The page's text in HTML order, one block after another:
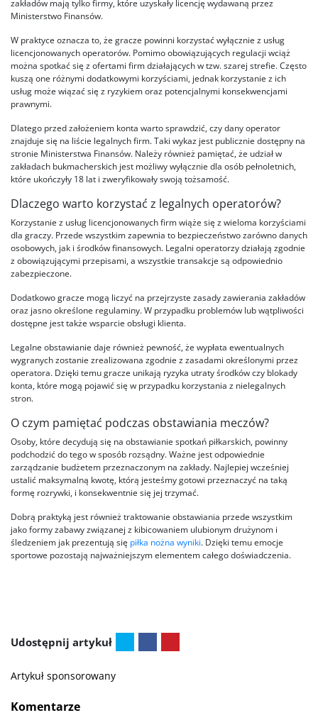
zakładów mają tylko firmy, które uzyskały licencję wydawaną przez
Ministerstwo Finansów.
W praktyce oznacza to, że gracze powinni korzystać wyłącznie z usług
licencjonowanych operatorów. Pomimo obowiązujących regulacji wciąż
można spotkać się z ofertami firm działających w tzw. szarej strefie. Często
kuszą one różnymi dodatkowymi korzyściami, jednak korzystanie z ich
usług może wiązać się z ryzykiem oraz potencjalnymi konsekwencjami
prawnymi.
Dlatego przed założeniem konta warto sprawdzić, czy dany operator
znajduje się na liście legalnych firm. Taki wykaz jest publicznie dostępny na
stronie Ministerstwa Finansów. Należy również pamiętać, że udział w
zakładach bukmacherskich jest możliwy wyłącznie dla osób pełnoletnich,
które ukończyły 18 lat i zweryfikowały swoją tożsamość.
Dlaczego warto korzystać z legalnych operatorów?
Korzystanie z usług licencjonowanych firm wiąże się z wieloma korzyściami
dla graczy. Przede wszystkim zapewnia to bezpieczeństwo zarówno danych
osobowych, jak i środków finansowych. Legalni operatorzy działają zgodnie
z obowiązującymi przepisami, a wszystkie transakcje są odpowiednio
zabezpieczone.
Dodatkowo gracze mogą liczyć na przejrzyste zasady zawierania zakładów
oraz jasno określone regulaminy. W przypadku problemów lub wątpliwości
dostępne jest także wsparcie obsługi klienta.
Legalne obstawianie daje również pewność, że wypłata ewentualnych
wygranych zostanie zrealizowana zgodnie z zasadami określonymi przez
operatora. Dzięki temu gracze unikają ryzyka utraty środków czy blokady
konta, które mogą pojawić się w przypadku korzystania z nielegalnych
stron.
O czym pamiętać podczas obstawiania meczów?
Osoby, które decydują się na obstawianie spotkań piłkarskich, powinny
podchodzić do tego w sposób rozsądny. Ważne jest odpowiednie
zarządzanie budżetem przeznaczonym na zakłady. Najlepiej wcześniej
ustalić maksymalną kwotę, którą jesteśmy gotowi przeznaczyć na taką
formę rozrywki, i konsekwentnie się jej trzymać.
Dobrą praktyką jest również traktowanie obstawiania przede wszystkim
jako formy zabawy związanej z kibicowaniem ulubionym drużynom i
śledzeniem jak prezentują się piłka nożna wyniki. Dzięki temu emocje
sportowe pozostają najważniejszym elementem całego doświadczenia.
Udostępnij artykuł
Artykuł sponsorowany
Komentarze